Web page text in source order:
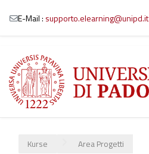
Zum Hauptinhalt
E-Mail : supporto.elearning@unipd.it
Kurse Area Progetti